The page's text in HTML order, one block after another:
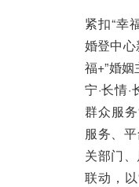
紧扣“幸
婚登中心
福+”婚
宁·长情
群众服务
服务、
关部门
联动，